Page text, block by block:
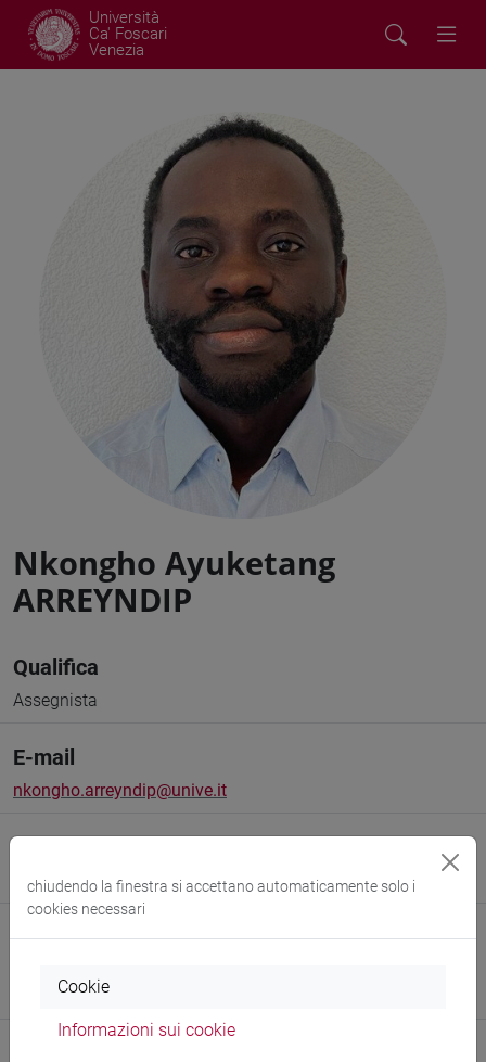
Università
Ca' Foscari
Venezia
Nkongho Ayuketang
ARREYNDIP
Qualifica
Assegnista
E-mail
nkongho.arreyndip@unive.it
www.unive.it/persone/nkongho.arreyndip(scheda personale)
Struttura
Sito web struttura:
chiudendo la finestra si accettano automaticamente solo i
cookies necessari
Cookie
Informazioni sui cookie